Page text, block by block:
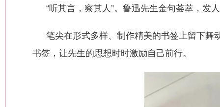
“听其言，察其人”。鲁迅先生金句荟萃，发
笔尖在形式多样、制作精美的书签上留下舞
书签，让先生的思想时时激励自己前行。